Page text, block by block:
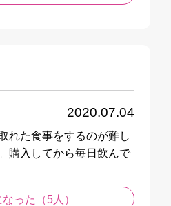
2020.07.04
れた食事をするのが難し
購入してから毎日飲んで
った（5人）